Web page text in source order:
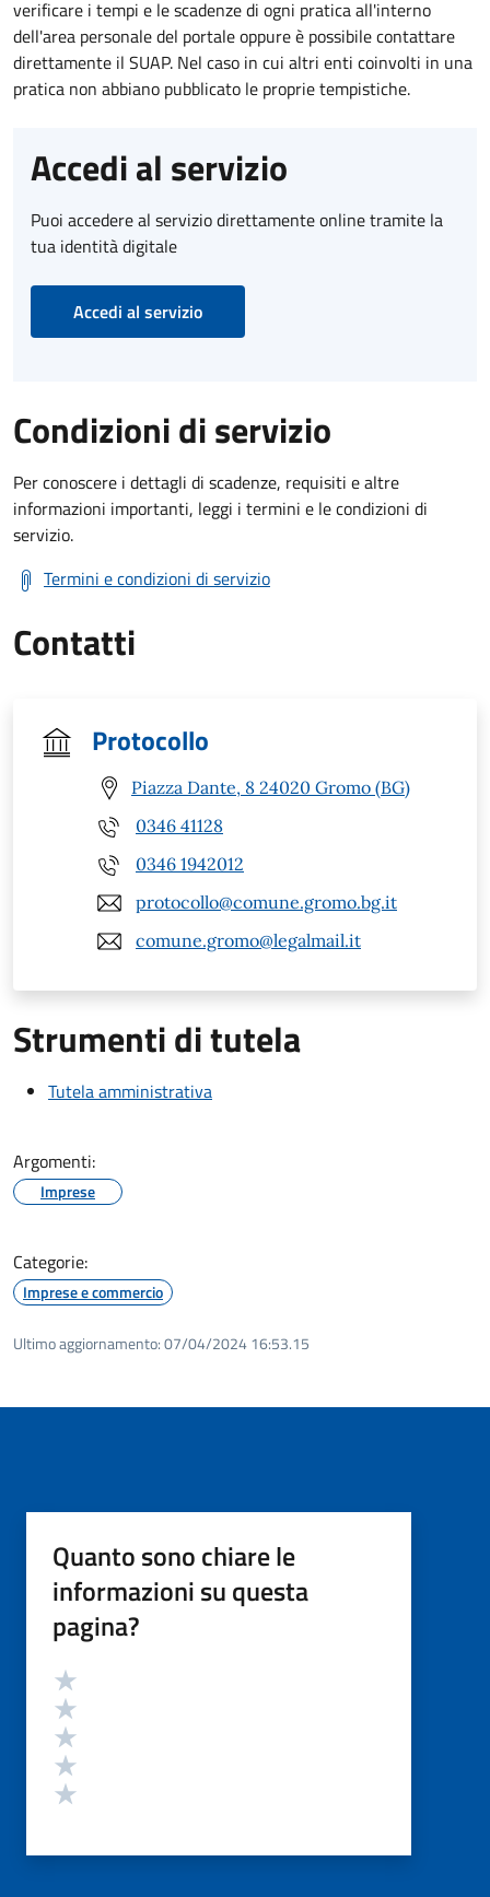
verificare i tempi e le scadenze di ogni pratica all'interno
dell'area personale del portale oppure è possibile contattare
direttamente il SUAP. Nel caso in cui altri enti coinvolti in una
pratica non abbiano pubblicato le proprie tempistiche.
Accedi al servizio
Puoi accedere al servizio direttamente online tramite la
tua identità digitale
Accedi al servizio
Condizioni di servizio
Per conoscere i dettagli di scadenze, requisiti e altre
informazioni importanti, leggi i termini e le condizioni di
servizio.
Termini e condizioni di servizio
Contatti
Protocollo
Piazza Dante, 8 24020 Gromo (BG)
0346 41128
0346 1942012
protocollo@comune.gromo.bg.it
comune.gromo@legalmail.it
Strumenti di tutela
Tutela amministrativa
Argomenti:
Imprese
Categorie:
Imprese e commercio
Ultimo aggiornamento:07/04/2024 16:53.15
Quanto sono chiare le
informazioni su questa
pagina?
Valutazione